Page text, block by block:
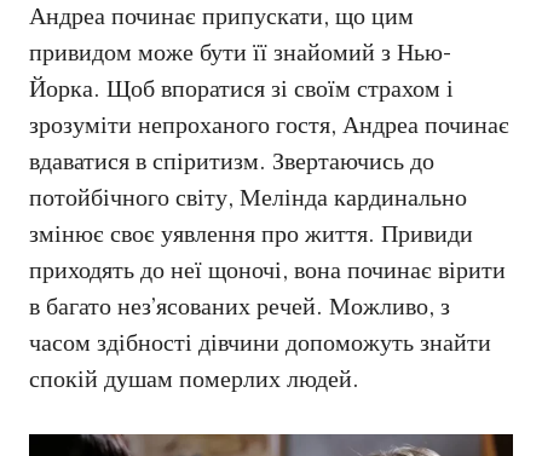
Андреа починає припускати, що цим
привидом може бути її знайомий з Нью-
Йорка. Щоб впоратися зі своїм страхом і
зрозуміти непроханого гостя, Андреа починає
вдаватися в спіритизм. Звертаючись до
потойбічного світу, Мелінда кардинально
змінює своє уявлення про життя. Привиди
приходять до неї щоночі, вона починає вірити
в багато нез’ясованих речей. Можливо, з
часом здібності дівчини допоможуть знайти
спокій душам померлих людей.